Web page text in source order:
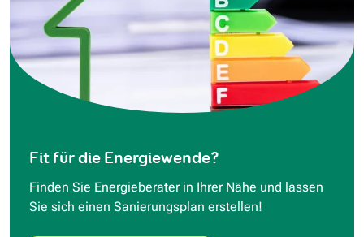
Fit für die Energiewende?
Finden Sie Energieberater in Ihrer Nähe und lassen
Sie sich einen Sanierungsplan erstellen!